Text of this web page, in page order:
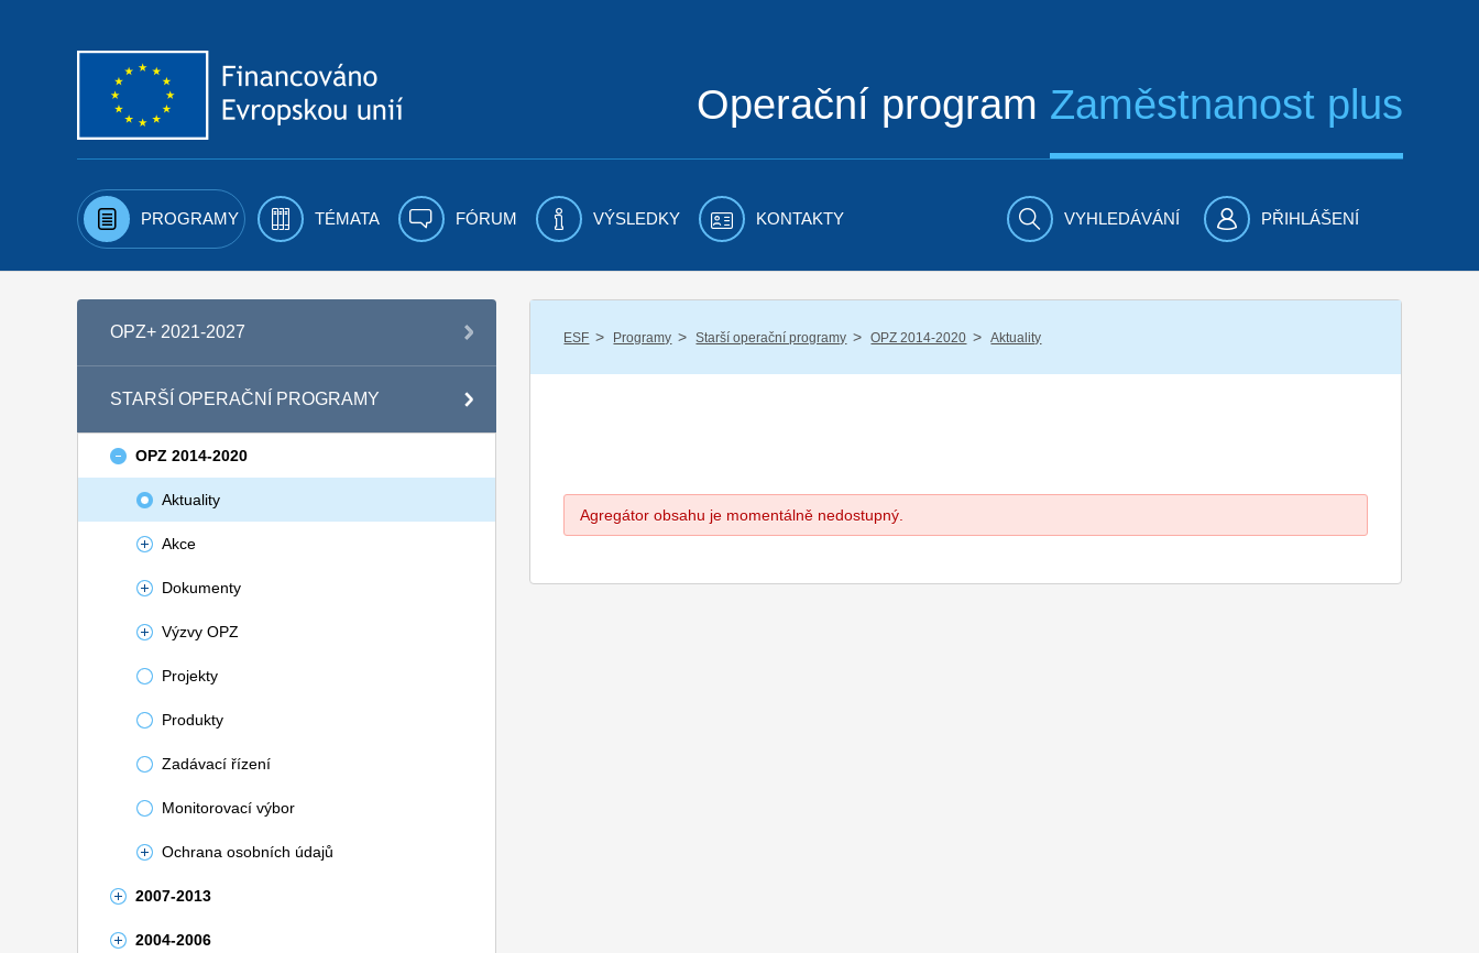
Operační program Zaměstnanost plus
PROGRAMY TÉMATA FÓRUM VÝSLEDKY KONTAKTY VYHLEDÁVÁNÍ PŘIHLÁŠENÍ
OPZ+ 2021-2027
STARŠÍ OPERAČNÍ PROGRAMY
OPZ 2014-2020
Aktuality
Akce
Dokumenty
Výzvy OPZ
Projekty
Produkty
Zadávací řízení
Monitorovací výbor
Ochrana osobních údajů
2007-2013
2004-2006
ESF / Programy / Starší operační programy / OPZ 2014-2020 / Aktuality
Agregátor obsahu je momentálně nedostupný.